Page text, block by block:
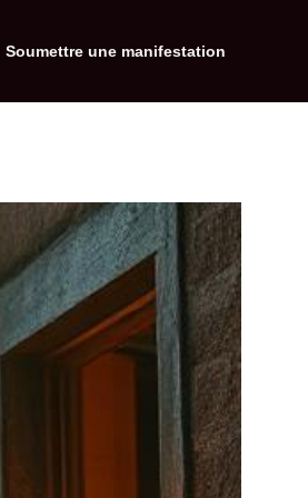
Soumettre une manifestation